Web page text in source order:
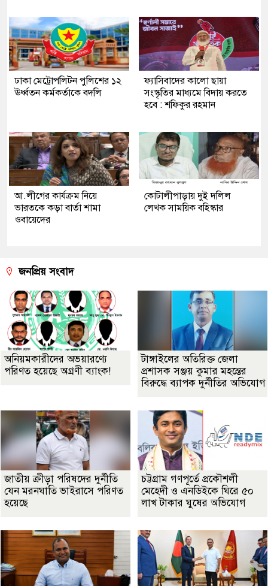
ঢাকা মেট্রোপলিটন পুলিশের ১২
ঊর্ধ্বতন কর্মকর্তাকে বদলি
ফ্যাসিবাদের কালো ছায়া
সংস্কৃতির মাধ্যমে বিদায় করতে
হবে : শফিকুর রহমান
আ.লীগের কার্যক্রম নিয়ে
ভারতকে কড়া বার্তা শামা
ওবায়েদের
কোটালীপাড়ায় দুই দলিল
লেখক সাময়িক বহিস্কার
জনপ্রিয় সংবাদ
অনিয়মকারীদের অভয়ারণ্যে
পরিণত হয়েছে অগ্রণী ব্যাংক!
টাঙ্গাইলের অতিরিক্ত জেলা
প্রশাসক সঞ্জয় কুমার মহন্তের
বিরুদ্ধে ব্যাপক দুর্নীতির অভিযোগ
জাতীয় ক্রীড়া পরিষদের দুর্নীতি
যেন মরনঘাতি ভাইরাসে পরিণত
হয়েছে
চট্টগ্রাম গণপূর্তে প্রকৌশলী
মেহেদী ও এনডিইকে ঘিরে ৫০
লাখ টাকার ঘুষের অভিযোগ